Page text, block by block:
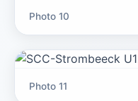
Photo 10
Photo 11